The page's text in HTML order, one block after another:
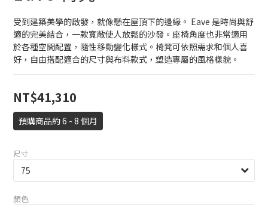
受到建築美學的啟發，就像懸在屋頂下的邊緣。 Eave 是時尚與舒
適的完美結合，一款寬敞使人放鬆的沙發。座椅角度也非常適用
於各種空間配置，隨性移動變化樣式。椅凳可依照需求和個人喜
好，自由搭配適合的尺寸與布料款式，塑造專屬的風格樣貌。
NT$41,310
預購商品約 6 - 8 個月
尺寸
顏色